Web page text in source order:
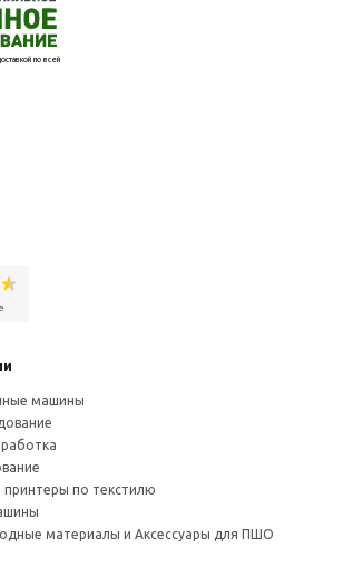
по всей
машины
по текстилю
материалы и Аксессуары для ПШО